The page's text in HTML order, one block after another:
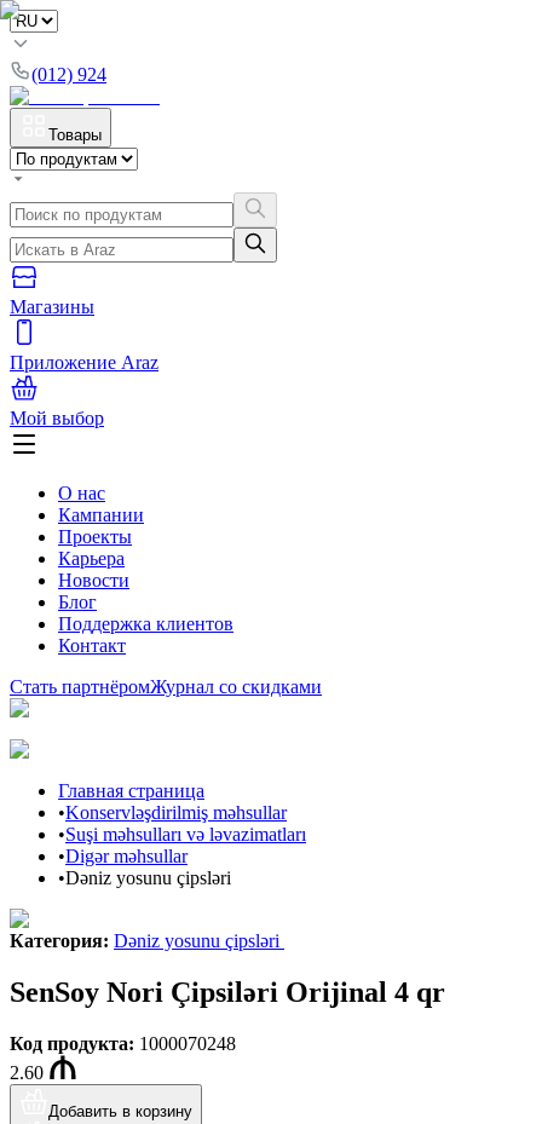
(012) 924
Товары
Магазины
Приложение Araz
Мой выбор
О нас
Кампании
Проекты
Карьера
Новости
Блог
Поддержка клиентов
Контакт
Стать партнёромЖурнал со скидками
Главная страница
•Konservləşdirilmiş məhsullar
•Suşi məhsulları və ləvazimatları
•Digər məhsullar
•Dəniz yosunu çipsləri
Категория: Dəniz yosunu çipsləri
SenSoy Nori Çipsiləri Orijinal 4 qr
Код продукта: 1000070248
2.60
Добавить в корзину